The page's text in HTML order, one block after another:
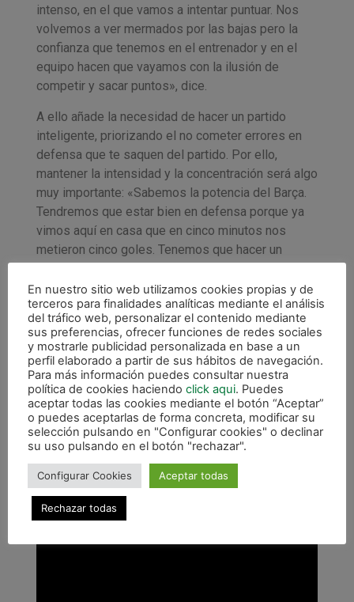
intenso, en el que vamos a intentar puntuar. Nos
volvemos a ver mermados por las bajas pero la
confianza que tenemos en el entrenador y en el
equipo hacen que vayamos con la ilusión de
competir y sacar puntos», dice.
A ello añade la necesidad de hacer un partido
inteligente, priorizando el no cometer errores en
defensa que te saquen del partido. Por ello,
mantener la intensidad y la concentración será algo
muy importante: «Sabemos la potencia del Barça.
Tendremos que estar bien en defensa porque ya
vimos aquí en casa que en cinco minutos nos
metieron cinco goles. Tenemos que hacer un
contra les podemos coger», afirma.
En nuestro sitio web utilizamos cookies propias y de
terceros para finalidades analíticas mediante el análisis
del tráfico web, personalizar el contenido mediante
sus preferencias, ofrecer funciones de redes sociales
y mostrarle publicidad personalizada en base a un
perfil elaborado a partir de sus hábitos de navegación.
Para más información puedes consultar nuestra
política de cookies haciendo click aqui. Puedes
aceptar todas las cookies mediante el botón “Aceptar”
o puedes aceptarlas de forma concreta, modificar su
selección pulsando en "Configurar cookies" o declinar
su uso pulsando en el botón "rechazar".
Configurar Cookies Aceptar todas
Rechazar todas